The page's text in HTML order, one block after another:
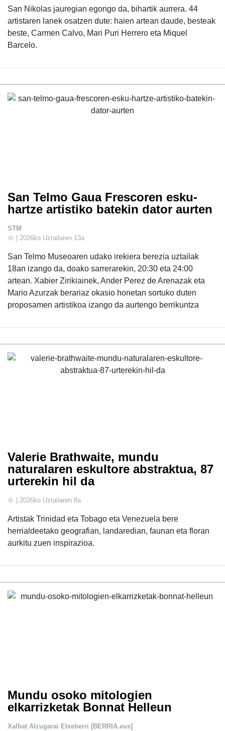
San Nikolas jauregian egongo da, bihartik aurrera. 44
artistaren lanek osatzen dute: haien artean daude, besteak
beste, Carmen Calvo, Mari Puri Herrero eta Miquel
Barcelo.
San Telmo Gaua Frescoren esku-
hartze artistiko batekin dator aurten
STM
| 2026ko Uztailaren 13a
San Telmo Museoaren udako irekiera berezia uztailak
18an izango da, doako sarrerarekin, 20:30 eta 24:00
artean. Xabier Zirikiainek, Ander Perez de Arenazak eta
Mario Azurzak berariaz okasio honetan sortuko duten
proposamen artistikoa izango da aurtengo berrikuntza
Valerie Brathwaite, mundu
naturalaren eskultore abstraktua, 87
urterekin hil da
| 2026ko Uztailaren 8a
Artistak Trinidad eta Tobago eta Venezuela bere
herrialdeetako geografian, landaredian, faunan eta floran
aurkitu zuen inspirazioa.
Mundu osoko mitologien
elkarrizketak Bonnat Helleun
Xalbat Alzugarai Etxeberri [BERRIA.eus]